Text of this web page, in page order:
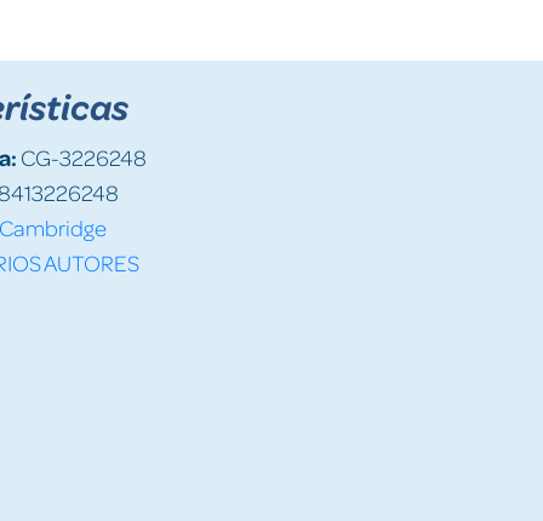
CG-3226248
Cambridge
AUTORES